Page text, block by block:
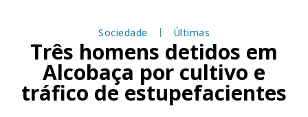
Sociedade Últimas
Três homens detidos em
Alcobaça por cultivo e
tráfico de estupefacientes